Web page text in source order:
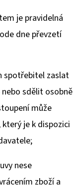
je pravidelná
dne převzetí
spotřebitel zaslat
sdělit osobně
může
je k dispozici
nese
zboží a